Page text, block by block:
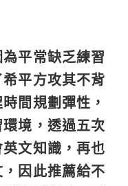
平常缺乏練習
平方攻其不背
間規劃彈性，
境，透過五次
文知識，再也
因此推薦給不